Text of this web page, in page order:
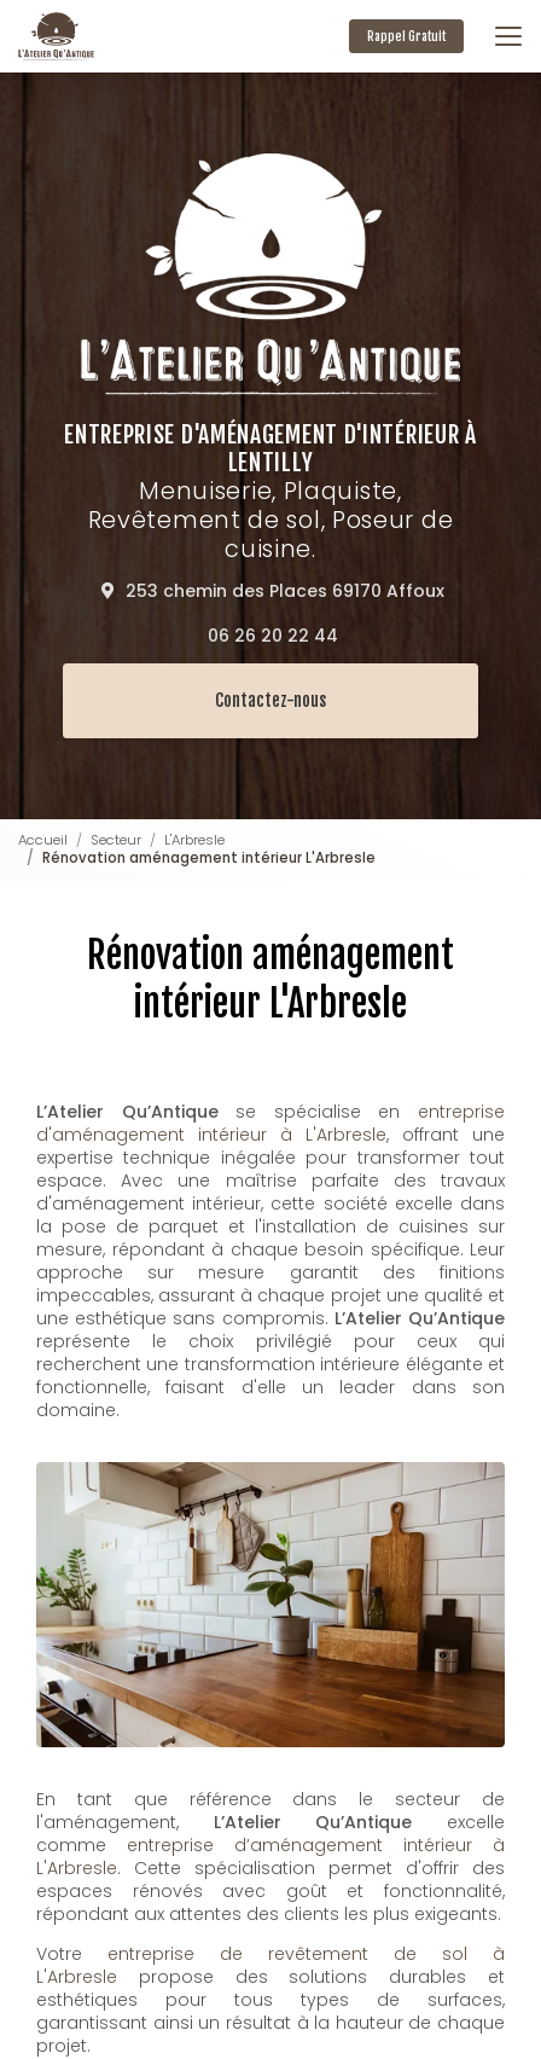
contenu
principal
Rappel Gratuit
ENTREPRISE D'AMÉNAGEMENT D'INTÉRIEUR À
LENTILLY
Menuiserie, Plaquiste,
Revêtement de sol, Poseur de
cuisine.
253 chemin des Places 69170 Affoux
06 26 20 22 44
Contactez-nous
Accueil Secteur
L'Arbresle
Rénovation aménagement intérieur L'Arbresle
Rénovation aménagement
intérieur L'Arbresle
L’Atelier Qu’Antiquese spécialise en entreprise
d'aménagement intérieur à L'Arbresle, offrant une
expertise technique inégalée pour transformer tout
espace. Avec une maîtrise parfaite des travaux
d'aménagement intérieur, cette société excelle dans
la pose de parquet et l'installation de cuisines sur
mesure, répondant à chaque besoin spécifique. Leur
approche sur mesure garantit des finitions
impeccables, assurant à chaque projet une qualité et
une esthétique sans compromis. L’Atelier Qu’Antique
représente le choix privilégié pour ceux qui
recherchent une transformation intérieure élégante et
fonctionnelle, faisant d'elle un leader dans son
domaine.
En tant que référence dans le secteur de
l'aménagement, L’Atelier Qu’Antique excelle
comme entreprise d’aménagement intérieur à
L'Arbresle. Cette spécialisation permet d'offrir des
espaces rénovés avec goût et fonctionnalité,
répondant aux attentes des clients les plus exigeants.
Votre entreprise de revêtement de sol à
L'Arbresle propose des solutions durables et
esthétiques pour tous types de surfaces,
garantissant ainsi un résultat à la hauteur de chaque
projet.